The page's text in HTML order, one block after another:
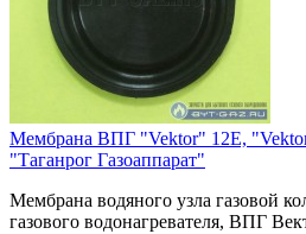
Мембрана ВПГ "Vektor" 12Е,
"Таганрог Газоаппарат"
Мембрана водяного узла газовой
газового водонагревателя, ВПГ